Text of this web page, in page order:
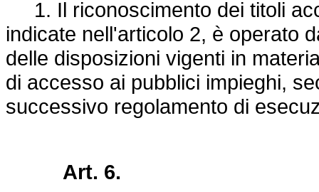
1. Il riconoscimento dei titoli
indicate nell'articolo 2, è operato
delle disposizioni vigenti in
di accesso ai pubblici impieghi,
successivo regolamento di
Art. 6.